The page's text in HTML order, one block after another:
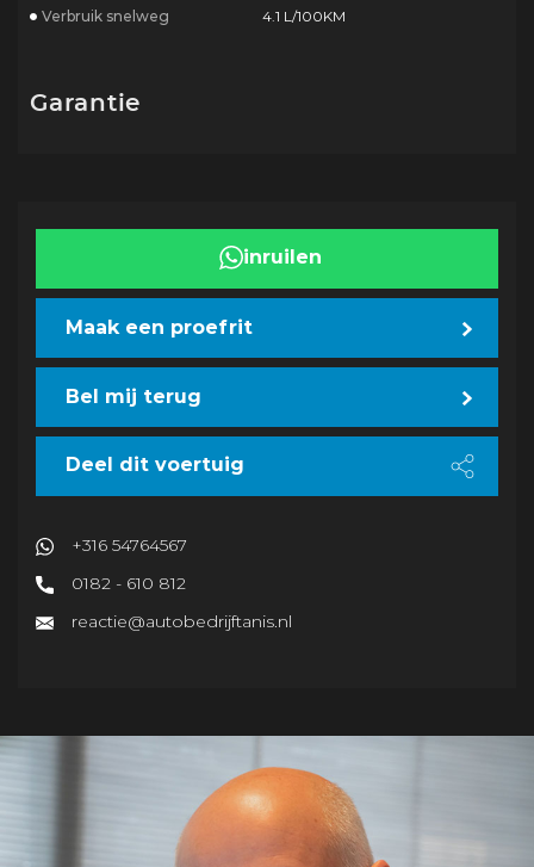
Verbruik snelweg 4.1 L/100KM
Garantie
inruilen
Maak een proefrit
Bel mij terug
Deel dit voertuig
+316 54764567
0182 - 610 812
reactie@autobedrijftanis.nl